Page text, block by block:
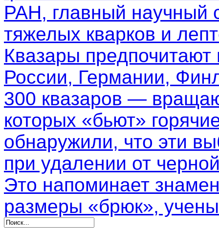
РАН, главный научный
тяжелых кварков и
Квазары
России, Германии,
300 квазаров —
которых «бьют»
обнаружили, что эти
при удалении от
Это напоминает
размеры «брюк»,